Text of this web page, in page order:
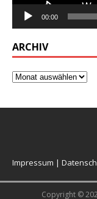
00:00
ARCHIV
Impressum |
Copyright ©